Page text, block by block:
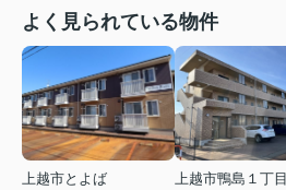
よく見られている物件
上越市とよば
上越市鴨島１丁目